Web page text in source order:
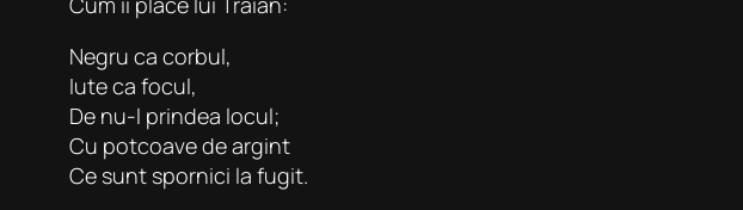
Negru ca corbul,
Iute ca focul,
De nu-l prindea locul;
Cu potcoave de argint
Ce sunt spornici la fugit.